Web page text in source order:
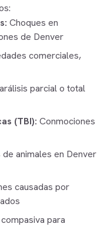
Choques en
de Denver
comerciales,
parcial o total
(TBI): Conmociones
de animales en Denver
causadas por
para